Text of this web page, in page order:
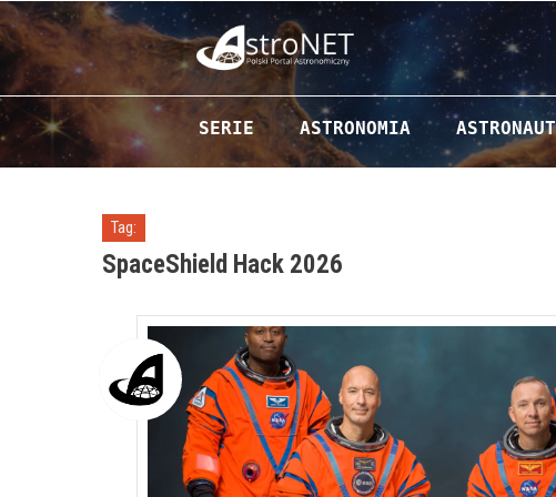
Przejdź do zawartości
SERIE ASTRONOMIA
Tag:
SpaceShield Hack 2026